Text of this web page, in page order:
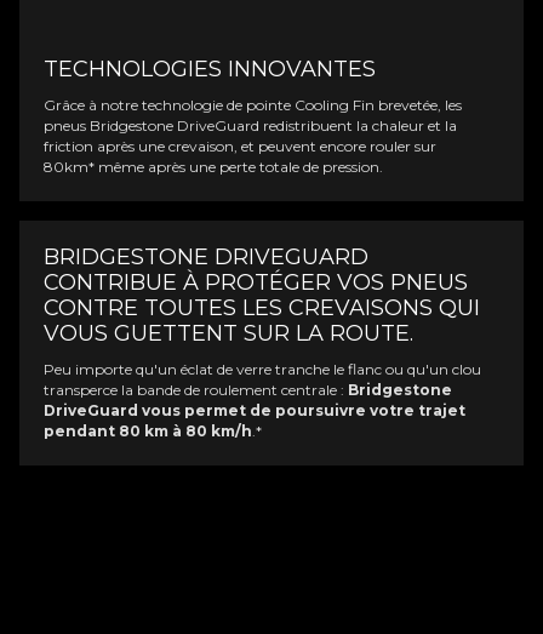
TECHNOLOGIES INNOVANTES
Grâce à notre technologie de pointe Cooling Fin brevetée, les
pneus Bridgestone DriveGuard redistribuent la chaleur et la
friction après une crevaison, et peuvent encore rouler sur
80km* même après une perte totale de pression.
BRIDGESTONE DRIVEGUARD
CONTRIBUE À PROTÉGER VOS PNEUS
CONTRE TOUTES LES CREVAISONS QUI
VOUS GUETTENT SUR LA ROUTE.
Peu importe qu'un éclat de verre tranche le flanc ou qu'un clou
transperce la bande de roulement centrale : Bridgestone
DriveGuard vous permet de poursuivre votre trajet
pendant 80 km à 80 km/h.*